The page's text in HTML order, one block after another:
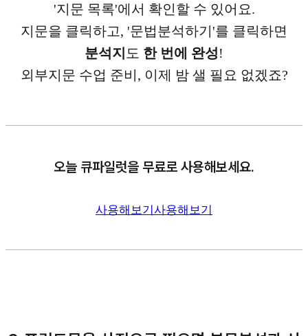
'지문 목록'에서 확인할 수 있어요.
지문을 클릭하고, '문법분석하기'를 클릭하면
분석지 도 한 번에 완성!
외부지문 수업 준비, 이제 밤 샐 필요 없겠죠?
오늘 큐파일럿을 무료로 사용해보세요.
사용해보기사용해보기